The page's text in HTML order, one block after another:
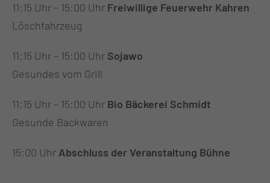
11:15 Uhr – 15:00 Uhr Freiwillige Feuerwehr Kahren
Löschfahrzeug
11:15 Uhr – 15:00 Uhr Sojawo
Gesundes vom Grill
11:15 Uhr – 15:00 Uhr Bio Bäckerei Schmidt
Gesunde Backwaren
15:00 Uhr Abschluss der Veranstaltung Bühne